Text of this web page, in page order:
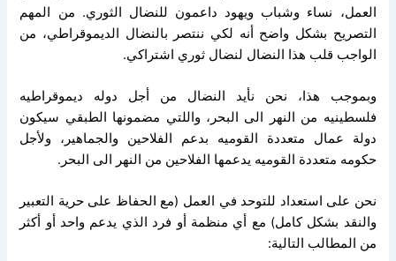
العمل، نساء وشباب ويهود داعمون للنضال الثوري. من المهم
التصريح بشكل واضح أنه لكي ننتصر بالنضال الديموقراطي، من
الواجب قلب هذا النضال لنضال ثوري اشتراكي.
وبموجب هذا، نحن نأيد النضال من أجل دوله ديموقراطيه
فلسطينيه من النهر الى البحر، واللتي مضمونها الطبقي سيكون
دولة عمال متعددة القوميه بدعم الفلاحين والجماهير، ولأجل
حكومه متعددة القوميه يدعمها الفلاحين من النهر الى البحر.
نحن على استعداد للتوحد في العمل (مع الحفاظ على حرية التعبير
والنقد بشكل كامل) مع أي منظمة أو فرد الذي يدعم واحد أو أكثر
من المطالب التالية: